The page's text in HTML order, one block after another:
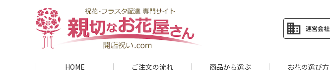
business 運営会社
HOME ご注文の流れ 商品から選ぶ お花の選び方